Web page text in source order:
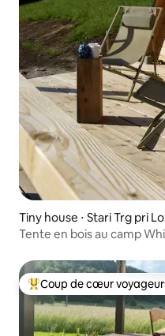
Tiny house ⋅ Stari Trg pri
Tente en bois au camp
Coups de cœur
Coup de cœur